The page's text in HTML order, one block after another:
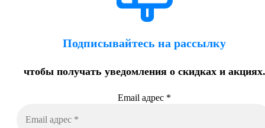
Подписывайтесь на рассылку
чтобы получать уведомления о скидках и акциях.
Email адрес *